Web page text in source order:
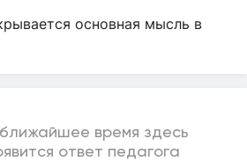
основная мысль в
время здесь
ответ педагога